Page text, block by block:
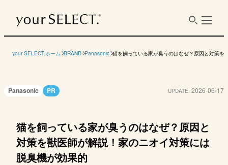
your SELECT.ホーム BRAND Panasonic 猫を飼っている家が臭うのはなぜ？原因と対策
Panasonic PR UPDATE: 2026-06-17
猫を飼っている家が臭うのはなぜ？原因と
対策を獣医師が解説！家のニオイ対策には
脱臭機が効果的